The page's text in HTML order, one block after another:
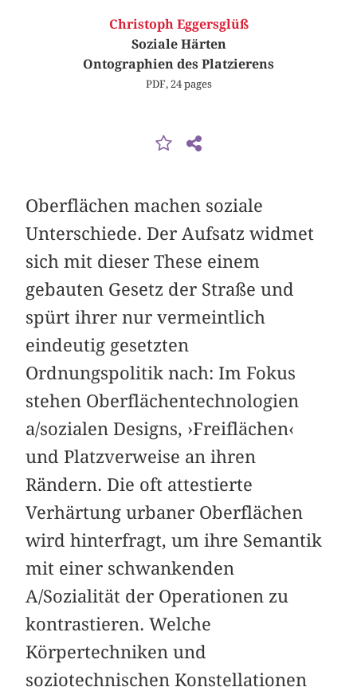
Christoph Eggersglüß
Soziale Härten
Ontographien des Platzierens
PDF, 24 pages
Oberflächen machen soziale
Unterschiede. Der Aufsatz widmet
sich mit dieser These einem
gebauten Gesetz der Straße und
spürt ihrer nur vermeintlich
eindeutig gesetzten
Ordnungspolitik nach: Im Fokus
stehen Oberflächentechnologien
a/sozialen Designs, ›Freiflächen‹
und Platzverweise an ihren
Rändern. Die oft attestierte
Verhärtung urbaner Oberflächen
wird hinterfragt, um ihre Semantik
mit einer schwankenden
A/Sozialität der Operationen zu
kontrastieren. Welche
Körpertechniken und
soziotechnischen Konstellationen